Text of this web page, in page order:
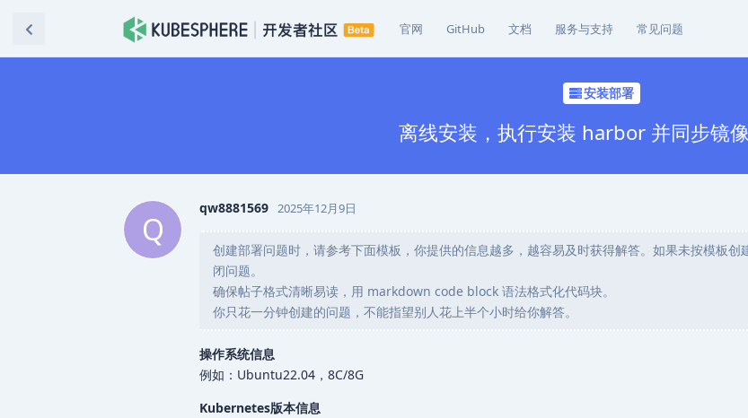
官网 GitHub 文档 服务与支持 常见问题
安装部署
离线安装，执行安装 harbor 并同步镜
Q
qw8881569 2025年12月9日
创建部署问题时，请参考下面模板，你提供的信息越多，越容易及时获得解答。如果未按模板创
闭问题。
确保帖子格式清晰易读，用 markdown code block 语法格式化代码块。
你只花一分钟创建的问题，不能指望别人花上半个小时给你解答。
操作系统信息
例如：Ubuntu22.04，8C/8G
Kubernetes版本信息